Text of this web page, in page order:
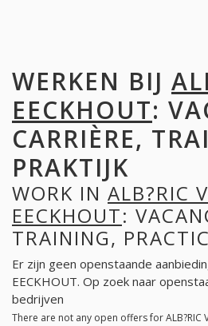
WERKEN BIJ
EECKHOUT:
CARRIÈRE,
PRAKTIJK
WORK IN ALB?RIC
EECKHOUT:
TRAINING,
Er zijn geen openstaande
EECKHOUT. Op zoek naar
bedrijven
There are not any open offers for ALB?RIC